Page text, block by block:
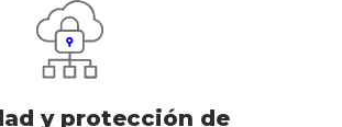
y protección de